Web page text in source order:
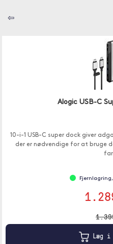
⇦
Alogic USB-C
10-i-1 USB-C super dock giver
der er nødvendige for at bruge
Læg i